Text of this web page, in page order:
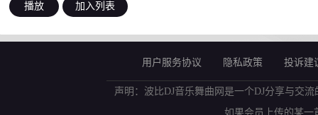
播放 加入列表
用户服务协议 隐私政策 投诉建
声明：波比DJ音乐舞曲网是一个DJ分享与交
如果会员上传的某一